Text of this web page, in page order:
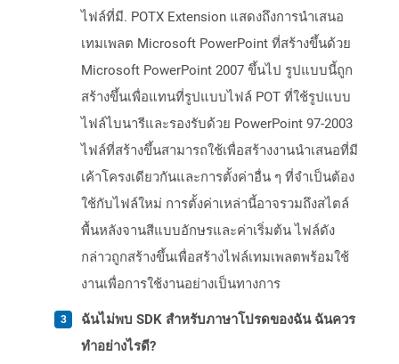
ไฟล์ที่มี. POTX Extension แสดงถึงการนำเสนอ
เทมเพลต Microsoft PowerPoint ที่สร้างขึ้นด้วย
Microsoft PowerPoint 2007 ขึ้นไป รูปแบบนี้ถูก
สร้างขึ้นเพื่อแทนที่รูปแบบไฟล์ POT ที่ใช้รูปแบบ
ไฟล์ไบนารีและรองรับด้วย PowerPoint 97-2003
ไฟล์ที่สร้างขึ้นสามารถใช้เพื่อสร้างงานนำเสนอที่มี
เค้าโครงเดียวกันและการตั้งค่าอื่น ๆ ที่จำเป็นต้อง
ใช้กับไฟล์ใหม่ การตั้งค่าเหล่านี้อาจรวมถึงสไตล์
พื้นหลังจานสีแบบอักษรและค่าเริ่มต้น ไฟล์ดัง
กล่าวถูกสร้างขึ้นเพื่อสร้างไฟล์เทมเพลตพร้อมใช้
งานเพื่อการใช้งานอย่างเป็นทางการ
ฉันไม่พบ SDK สำหรับภาษาโปรดของฉัน ฉันควร
ทำอย่างไรดี?